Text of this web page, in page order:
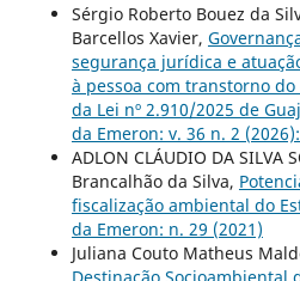
Sérgio Roberto Bouez da
Barcellos Xavier,
segurança jurídica e
à pessoa com transtorno
da Lei nº 2.910/2025 de
da Emeron: v. 36 n. 2
ADLON CLÁUDIO DA SILVA
Brancalhão da Silva,
fiscalização ambiental do
da Emeron: n. 29 (2021)
Juliana Couto Matheus
Destinação Socioambiental